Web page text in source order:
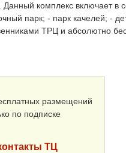
Данный комплекс включает в
парк; - парк качелей; -
ТРЦ и абсолютно
размещений
по подписке
ТЦ